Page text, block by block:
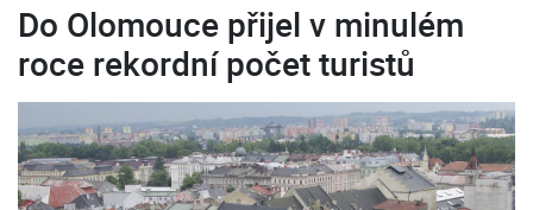
Do Olomouce přijel v minulém
roce rekordní počet turistů